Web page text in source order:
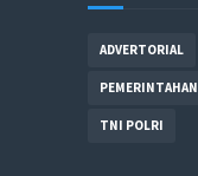
ADVERTORIAL
PEMERINTAHAN
TNI POLRI